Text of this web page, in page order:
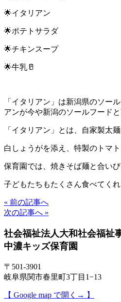
🌟イタリアン
🌟ポテトサラダ
🌟チキンスープ
🌟牛乳🥛
「イタリアン」は新潟県のソー
アンが今や新潟のソールフード
「イタリアン」とは、自家製太
白しょうがを添え、特製のトマ
保育園では、焼きそば麺と合い
子どもたちもたくさん食べてく
« 前の記事へ
次の記事へ »
社会福祉法人大和社会福祉
中濃キッズ保育園
〒501-3901
岐阜県関市春里町3丁目1−13
【 Google map で開く→ 】